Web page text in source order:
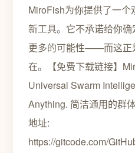
MiroFish为你提供了一
新工具。它不承诺给你
更多的可能性——而这正
在。【免费下载链接】
Universal Swarm
Anything. 简洁通用的群
地址:
https://gitcode.com/